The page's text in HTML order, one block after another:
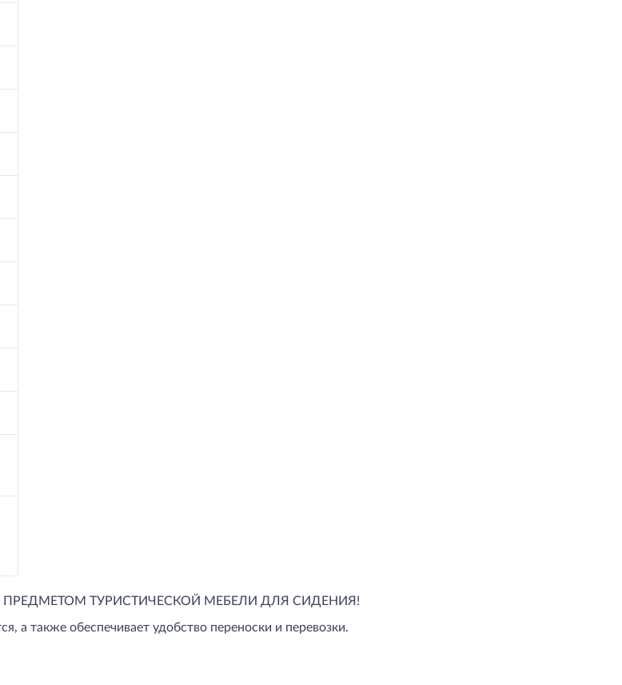
ТУРИСТИЧЕСКОЙ МЕБЕЛИ ДЛЯ СИДЕНИЯ!
а также обеспечивает удобство переноски и перевозки.